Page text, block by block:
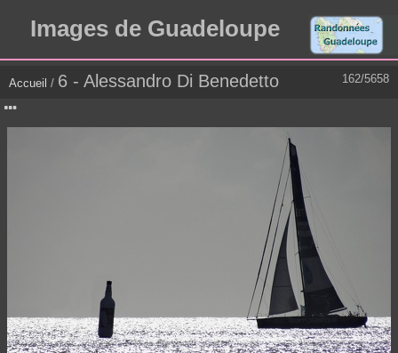
Images de Guadeloupe
162/5658
Accueil / 6 - Alessandro Di Benedetto